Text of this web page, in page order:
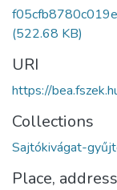
(522.68 KB)
URI
https://
Collections
Sajtókivágat-
Place, address